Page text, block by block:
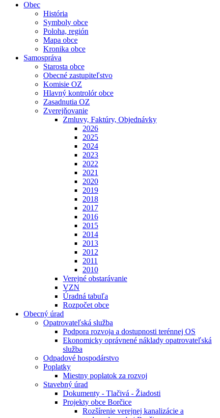
Obec
História
Symboly obce
Poloha, región
Mapa obce
Kronika obce
Samospráva
Starosta obce
Obecné zastupiteľstvo
Komisie OZ
Hlavný kontrolór obce
Zasadnutia OZ
Zverejňovanie
Zmluvy, Faktúry, Objednávky
2026
2025
2024
2023
2022
2021
2020
2019
2018
2017
2016
2015
2014
2013
2012
2011
2010
Verejné obstarávanie
VZN
Úradná tabuľa
Rozpočet obce
Obecný úrad
Opatrovateľská služba
Podpora rozvoja a dostupnosti terénnej OS
Ekonomicky oprávnené náklady opatrovateľská
služba
Odpadové hospodárstvo
Poplatky
Miestny poplatok za rozvoj
Stavebný úrad
Dokumenty - Tlačivá - Žiadosti
Projekty obce Borčice
Rozšírenie verejnej kanalizácie a